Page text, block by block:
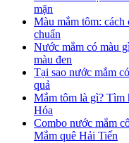
mặn
Màu mắm tôm: cách
chuẩn
Nước mắm có màu
màu đen
Tại sao nước mắm
quả
Mắm tôm là gì? Tìm
Hóa
Combo nước mắm
Mắm quê Hải Tiến